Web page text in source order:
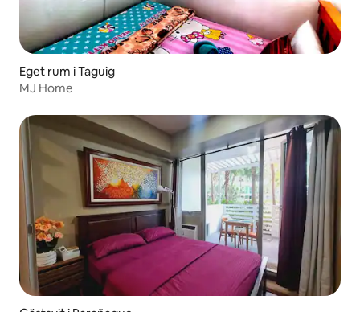
Eget rum i Taguig
MJ Home